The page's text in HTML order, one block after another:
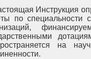
Инструкция
по специальности
на